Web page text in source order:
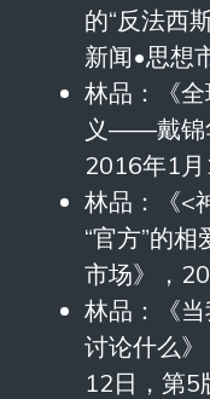
的“反法西
新闻•思想
林品：《
义——戴锦
2016年1月
林品：《<
“官方”的
市场》，
林品：《
讨论什么
12日，第5